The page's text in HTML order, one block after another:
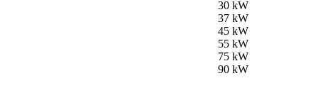
30 kW
37 kW
45 kW
55 kW
75 kW
90 kW